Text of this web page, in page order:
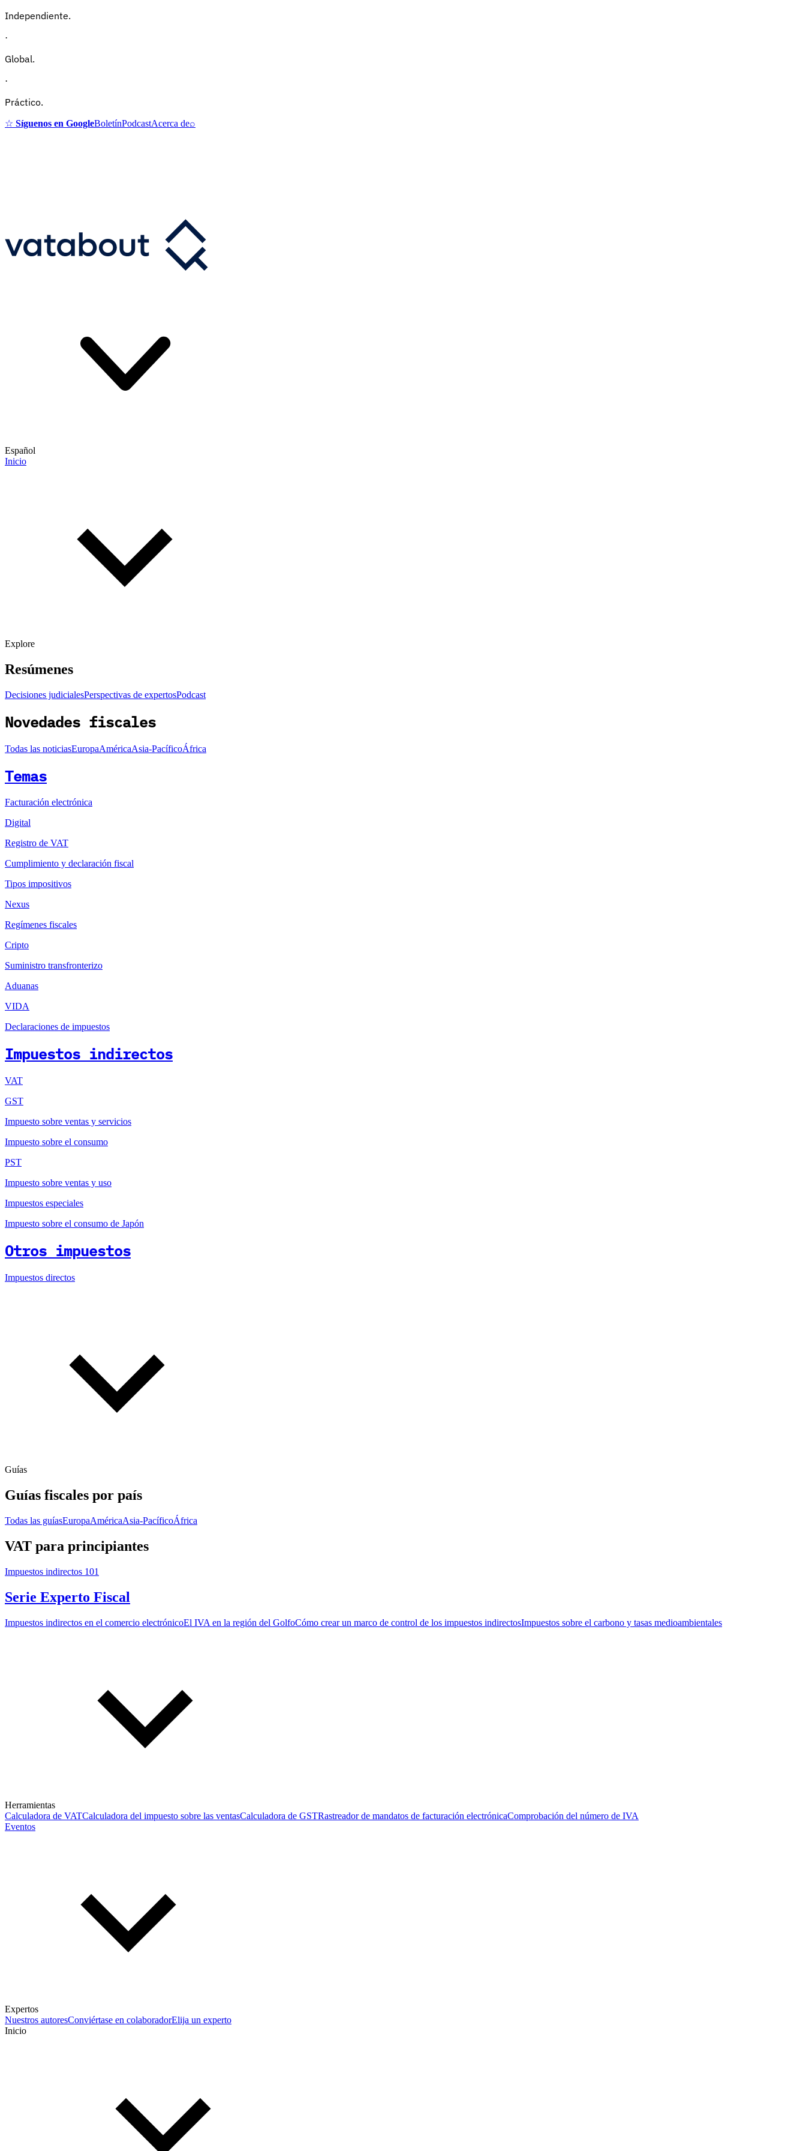
Independiente.
·
Global.
·
Práctico.
☆ Síguenos en GoogleBoletínPodcastAcerca de⌕
Español
Inicio
Explore
Resúmenes
Decisiones judicialesPerspectivas de expertosPodcast
Novedades fiscales
Todas las noticiasEuropaAméricaAsia-PacíficoÁfrica
Temas
Facturación electrónica
Digital
Registro de VAT
Cumplimiento y declaración fiscal
Tipos impositivos
Nexus
Regímenes fiscales
Cripto
Suministro transfronterizo
Aduanas
VIDA
Declaraciones de impuestos
Impuestos indirectos
VAT
GST
Impuesto sobre ventas y servicios
Impuesto sobre el consumo
PST
Impuesto sobre ventas y uso
Impuestos especiales
Impuesto sobre el consumo de Japón
Otros impuestos
Impuestos directos
Guías
Guías fiscales por país
Todas las guíasEuropaAméricaAsia-PacíficoÁfrica
VAT para principiantes
Impuestos indirectos 101
Serie Experto Fiscal
Impuestos indirectos en el comercio electrónicoEl IVA en la región del GolfoCómo crear un marco de control de los impuestos indirectosImpuestos sobre el carbono y tasas medioambientales
Herramientas
Calculadora de VATCalculadora del impuesto sobre las ventasCalculadora de GSTRastreador de mandatos de facturación electrónicaComprobación del número de IVA
Eventos
Expertos
Nuestros autoresConviértase en colaboradorElija un experto
Inicio